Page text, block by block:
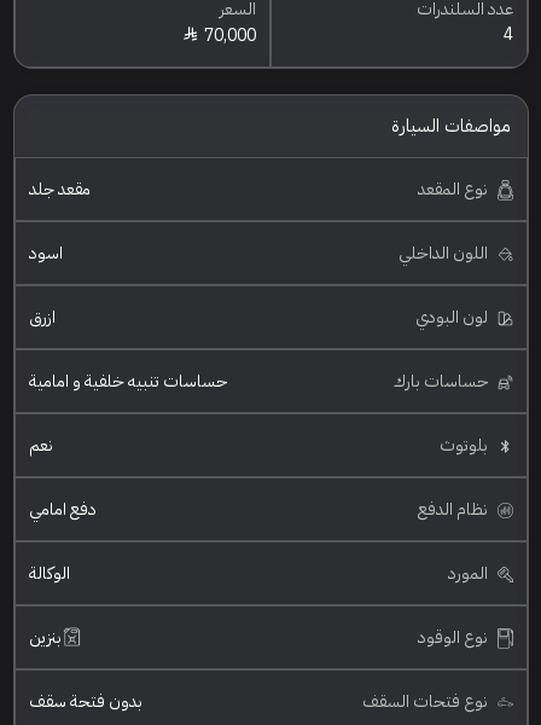
عدد السلندرات
4
السعر
70,000
مواصفات السيارة
نوع المقعد مقعد جلد
اللون الداخلي اسود
لون البودي ازرق
حساسات بارك حساسات تنبيه خلفية و امامية
بلوتوث نعم
نظام الدفع دفع امامي
المورد الوكالة
نوع الوقود بنزين
نوع فتحات السقف بدون فتحة سقف